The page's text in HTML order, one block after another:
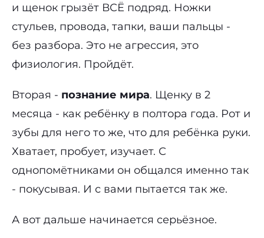
и щенок грызёт ВСЁ подряд. Ножки
стульев, провода, тапки, ваши пальцы -
без разбора. Это не агрессия, это
физиология. Пройдёт.
Вторая - познание мира. Щенку в 2
месяца - как ребёнку в полтора года. Рот и
зубы для него то же, что для ребёнка руки.
Хватает, пробует, изучает. С
однопомётниками он общался именно так
- покусывая. И с вами пытается так же.
А вот дальше начинается серьёзное.